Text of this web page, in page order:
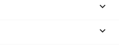

